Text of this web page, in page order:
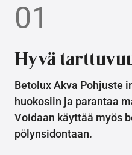
01
Hyvä
Betolux Akva Pohjuste
huokosiin ja parantaa
Voidaan käyttää myös
pölynsidontaan.